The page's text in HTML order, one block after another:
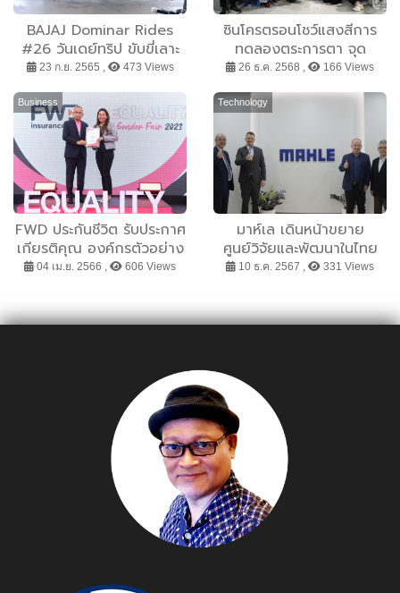
BAJAJ Dominar Rides
#26 วันเดย์ทริป ขับขี่เลาะ
ทะเลภาคตะวันออก เที่ยว
แหลมบาลีฮาย นั่งสปีดโบ๊ท
ข้ามไปเล่นน้ำทะเลที่เกาะล้าน
23 ก.ย. 2565 , 473 Views
ซินโครตรอนโชว์แสงสีการ
ทดลองตระการตา จุด
ประกาย “นักเรียนจิตรลดา”
ใส่ใจวิทยาศาสตร์
26 ธ.ค. 2568 , 166 Views
Business
FWD ประกันชีวิต รับประกาศ
เกียรติคุณ องค์กรตัวอย่าง
ด้านการส่งเสริมความเท่า
04 เม.ย. 2566 , 606 Views
Technology
มาห์เล เดินหน้าขยาย
ศูนย์วิจัยและพัฒนาในไทย
10 ธ.ค. 2567 , 331 Views